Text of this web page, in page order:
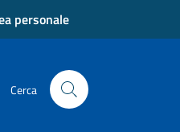
personale
Cerca